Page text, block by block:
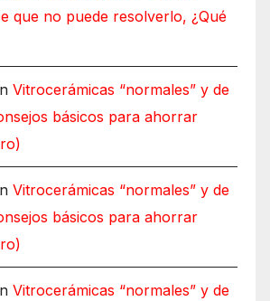
que no puede resolverlo, ¿Qué
Vitrocerámicas “normales” y de
básicos para ahorrar
Vitrocerámicas “normales” y de
básicos para ahorrar
Vitrocerámicas “normales” y de